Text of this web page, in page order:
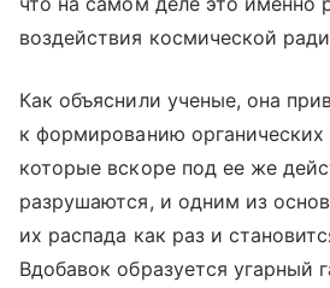
воздействия космической
Как объяснили ученые, она
к формированию органических
которые вскоре под ее же
разрушаются, и одним из
их распада как раз и
Вдобавок образуется угарный